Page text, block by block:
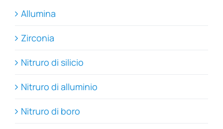
Allumina
Zirconia
Nitruro di silicio
Nitruro di alluminio
Nitruro di boro